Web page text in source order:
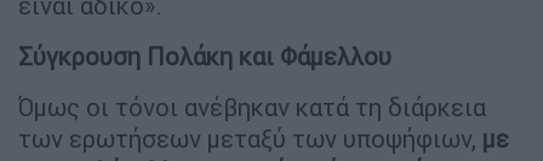
Σύγκρουση Πολάκη και Φάμελλου
Όμως οι τόνοι ανέβηκαν κατά τη διάρκεια
των ερωτήσεων μεταξύ των υποψήφιων, με